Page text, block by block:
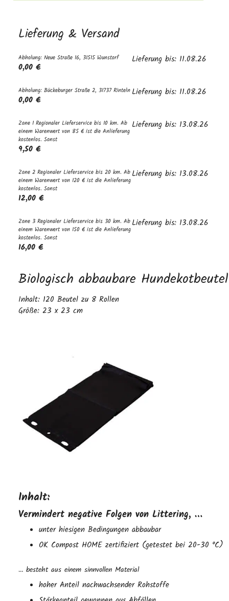
Lieferung & Versand
Abholung: Neue Straße 16, 31515 Wunstorf
0,00 €
Lieferung bis: 11.08.26
Abholung: Bückeburger Straße 2, 31737 Rinteln
0,00 €
Lieferung bis: 11.08.26
Zone 1 Regionaler Lieferservice bis 10 km. Ab
einem Warenwert von 85 € ist die Anlieferung
kostenlos. Sonst
9,50 €
Lieferung bis: 13.08.26
Zone 2 Regionaler Lieferservice bis 20 km. Ab
einem Warenwert von 120 € ist die Anlieferung
kostenlos. Sonst
12,00 €
Lieferung bis: 13.08.26
Zone 3 Regionaler Lieferservice bis 30 km. Ab
einem Warenwert von 150 € ist die Anlieferung
kostenlos. Sonst
16,00 €
Lieferung bis: 13.08.26
Biologisch abbaubare Hundekotbeutel
Inhalt: 120 Beutel zu 8 Rollen
Größe: 23 x 23 cm
Inhalt:
Vermindert negative Folgen von Littering, …
unter hiesigen Bedingungen abbaubar
OK Compost HOME zertifiziert (getestet bei 20-30 °C)
… besteht aus einem sinnvollen Material
hoher Anteil nachwachsender Rohstoffe